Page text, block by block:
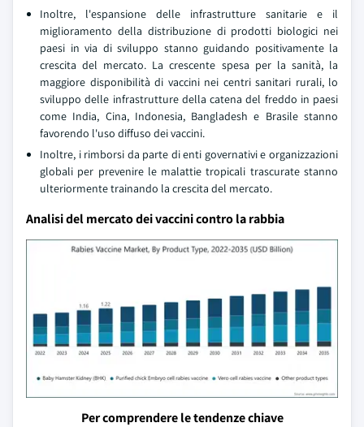
Inoltre, l'espansione delle infrastrutture sanitarie e il
miglioramento della distribuzione di prodotti biologici nei
paesi in via di sviluppo stanno guidando positivamente la
crescita del mercato. La crescente spesa per la sanità, la
maggiore disponibilità di vaccini nei centri sanitari rurali, lo
sviluppo delle infrastrutture della catena del freddo in paesi
come India, Cina, Indonesia, Bangladesh e Brasile stanno
favorendo l'uso diffuso dei vaccini.
Inoltre, i rimborsi da parte di enti governativi e organizzazioni
globali per prevenire le malattie tropicali trascurate stanno
ulteriormente trainando la crescita del mercato.
Analisi del mercato dei vaccini contro la rabbia
Per comprendere le tendenze chiave